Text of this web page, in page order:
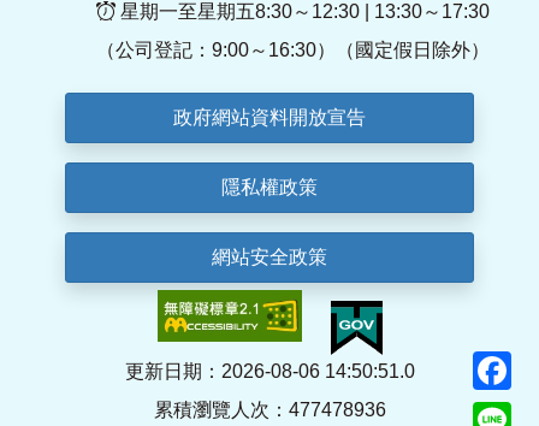
星期一至星期五8:30～12:30 | 13:30～17:30
（公司登記：9:00～16:30）（國定假日除外）
政府網站資料開放宣告
隱私權政策
網站安全政策
更新日期：2026-08-06 14:50:51.0
累積瀏覽人次：477478936